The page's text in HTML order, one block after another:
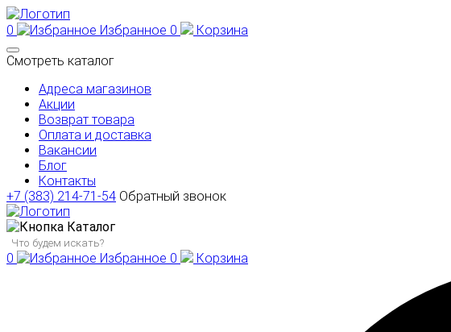
0 Избранное 0
Корзина
Смотреть каталог
Адреса магазинов
Акции
Возврат товара
Оплата и доставка
Вакансии
Блог
Контакты
+7 (383) 214-71-54 Обратный звонок
Каталог
0 Избранное 0 Корзина